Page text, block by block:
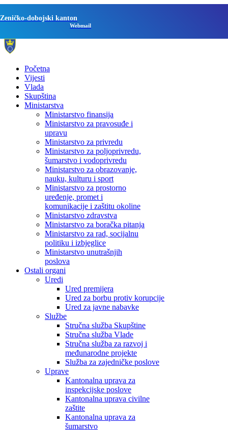
Zeničko-dobojski kanton
Webmail
Početna
Vijesti
Vlada
Skupština
Ministarstva
Ministarstvo finansija
Ministarstvo za pravosuđe i
upravu
Ministarstvo za privredu
Ministarstvo za poljoprivredu,
šumarstvo i vodoprivredu
Ministarstvo za obrazovanje,
nauku, kulturu i sport
Ministarstvo za prostorno
uređenje, promet i
komunikacije i zaštitu okoline
Ministarstvo zdravstva
Ministarstvo za boračka pitanja
Ministarstvo za rad, socijalnu
politiku i izbjeglice
Ministarstvo unutrašnjih
poslova
Ostali organi
Uredi
Ured premijera
Ured za borbu protiv korupcije
Ured za javne nabavke
Službe
Stručna služba Skupštine
Stručna služba Vlade
Stručna služba za razvoj i
međunarodne projekte
Služba za zajedničke poslove
Uprave
Kantonalna uprava za
inspekcijske poslove
Kantonalna uprava civilne
zaštite
Kantonalna uprava za
šumarstvo